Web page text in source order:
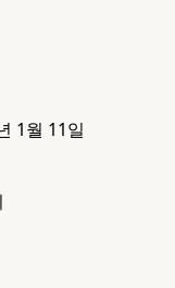
1월 11일